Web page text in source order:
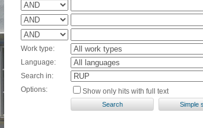
Work type:
Language:
Search in:
Options:
Show only hits with full text